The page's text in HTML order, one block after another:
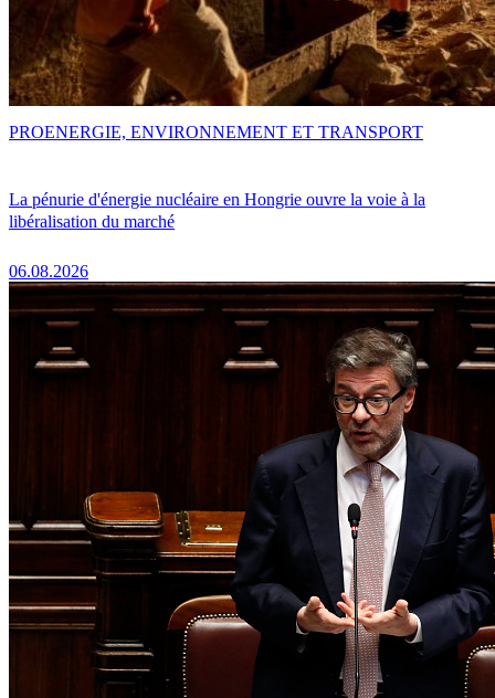
La pénurie d'énergie nucléaire en Hongrie ouvre la voie à la
libéralisation du marché
06.08.2026
PROENERGIE, ENVIRONNEMENT ET TRANSPORT